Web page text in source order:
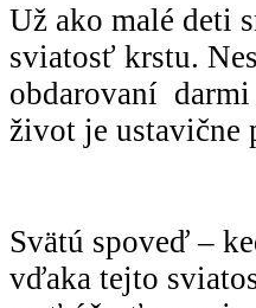
Už ako malé deti
sviatosť krstu.
obdarovaní darmi
život je ustavične
Svätú spoveď –
vďaka tejto